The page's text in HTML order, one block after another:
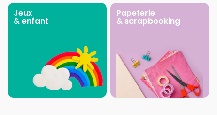
Jeux
& enfant
Papeterie
& scrapbooking